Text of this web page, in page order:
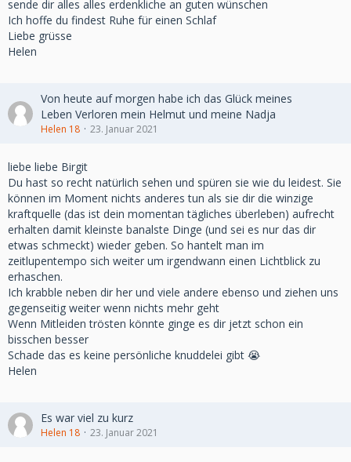
sende dir alles alles erdenkliche an guten wünschen
Ich hoffe du findest Ruhe für einen Schlaf
Liebe grüsse
Helen
Von heute auf morgen habe ich das Glück meines
Leben Verloren mein Helmut und meine Nadja
Helen 18 23. Januar 2021
liebe liebe Birgit
Du hast so recht natürlich sehen und spüren sie wie du leidest. Sie
können im Moment nichts anderes tun als sie dir die winzige
kraftquelle (das ist dein momentan tägliches überleben) aufrecht
erhalten damit kleinste banalste Dinge (und sei es nur das dir
etwas schmeckt) wieder geben. So hantelt man im
zeitlupentempo sich weiter um irgendwann einen Lichtblick zu
erhaschen.
Ich krabble neben dir her und viele andere ebenso und ziehen uns
gegenseitig weiter wenn nichts mehr geht
Wenn Mitleiden trösten könnte ginge es dir jetzt schon ein
bisschen besser
Schade das es keine persönliche knuddelei gibt 😭
Helen
Es war viel zu kurz
Helen 18 23. Januar 2021